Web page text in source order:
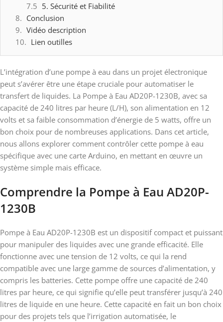
5. Sécurité et Fiabilité
Conclusion
Vidéo description
Lien outilles
L’intégration d’une pompe à eau dans un projet électronique
peut s’avérer être une étape cruciale pour automatiser le
transfert de liquides. La Pompe à Eau AD20P-1230B, avec sa
capacité de 240 litres par heure (L/H), son alimentation en 12
volts et sa faible consommation d’énergie de 5 watts, offre un
bon choix pour de nombreuses applications. Dans cet article,
nous allons explorer comment contrôler cette pompe à eau
spécifique avec une carte Arduino, en mettant en œuvre un
système simple mais efficace.
Comprendre la Pompe à Eau AD20P-
1230B
Pompe à Eau AD20P-1230B est un dispositif compact et puissant
pour manipuler des liquides avec une grande efficacité. Elle
fonctionne avec une tension de 12 volts, ce qui la rend
compatible avec une large gamme de sources d’alimentation, y
compris les batteries. Cette pompe offre une capacité de 240
litres par heure, ce qui signifie qu’elle peut transférer jusqu’à 240
litres de liquide en une heure. Cette capacité en fait un bon choix
pour des projets tels que l’irrigation automatisée, le